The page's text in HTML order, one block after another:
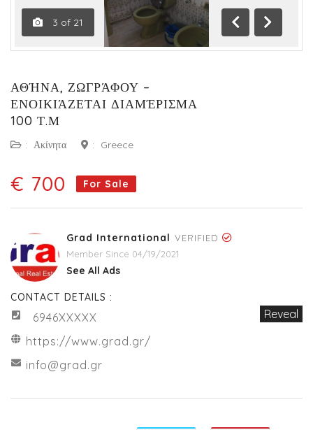
4 of 21
Previous
Next
ΑΘΉΝΑ, ΖΩΓΡΆΦΟΥ –
ΕΝΟΙΚΙΆΖΕΤΑΙ ΔΙΑΜΈΡΙΣΜΑ
100 Τ.Μ
: Ακίνητα : Greece
€ 700 For Sale
Grad International VERIFIED
Member Since 04/19/2021
See All Ads
CONTACT DETAILS :
6946XXXXX
Reveal
https://www.grad.gr/
info@grad.gr